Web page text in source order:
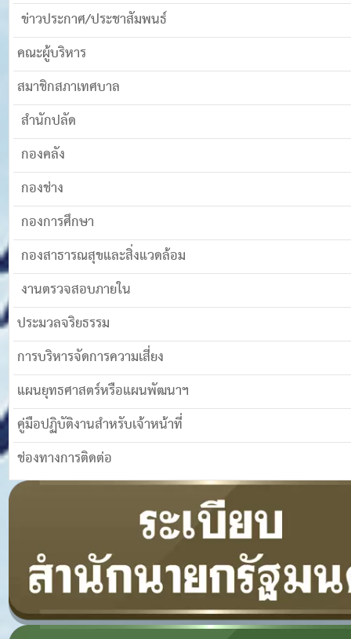
ข่าวประกาศ/ประชาสัมพนธ์
คณะผู้บริหาร
สมาชิกสภาเทศบาล
สำนักปลัด
กองคลัง
กองช่าง
กองการศึกษา
กองสาธารณสุขและสิ่งแวดล้อม
งานตรวจสอบภายใน
ประมวลจริยธรรม
การบริหารจัดการความเสี่ยง
แผนยุทธศาสตร์หรือแผนพัฒนาฯ
คู่มือปฏิบัติงานสำหรับเจ้าหน้าที่
ช่องทางการติดต่อ